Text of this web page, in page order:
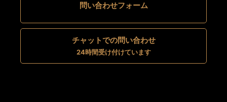
問い合わせフォーム
チャットでの問い合わせ
24時間受け付けています